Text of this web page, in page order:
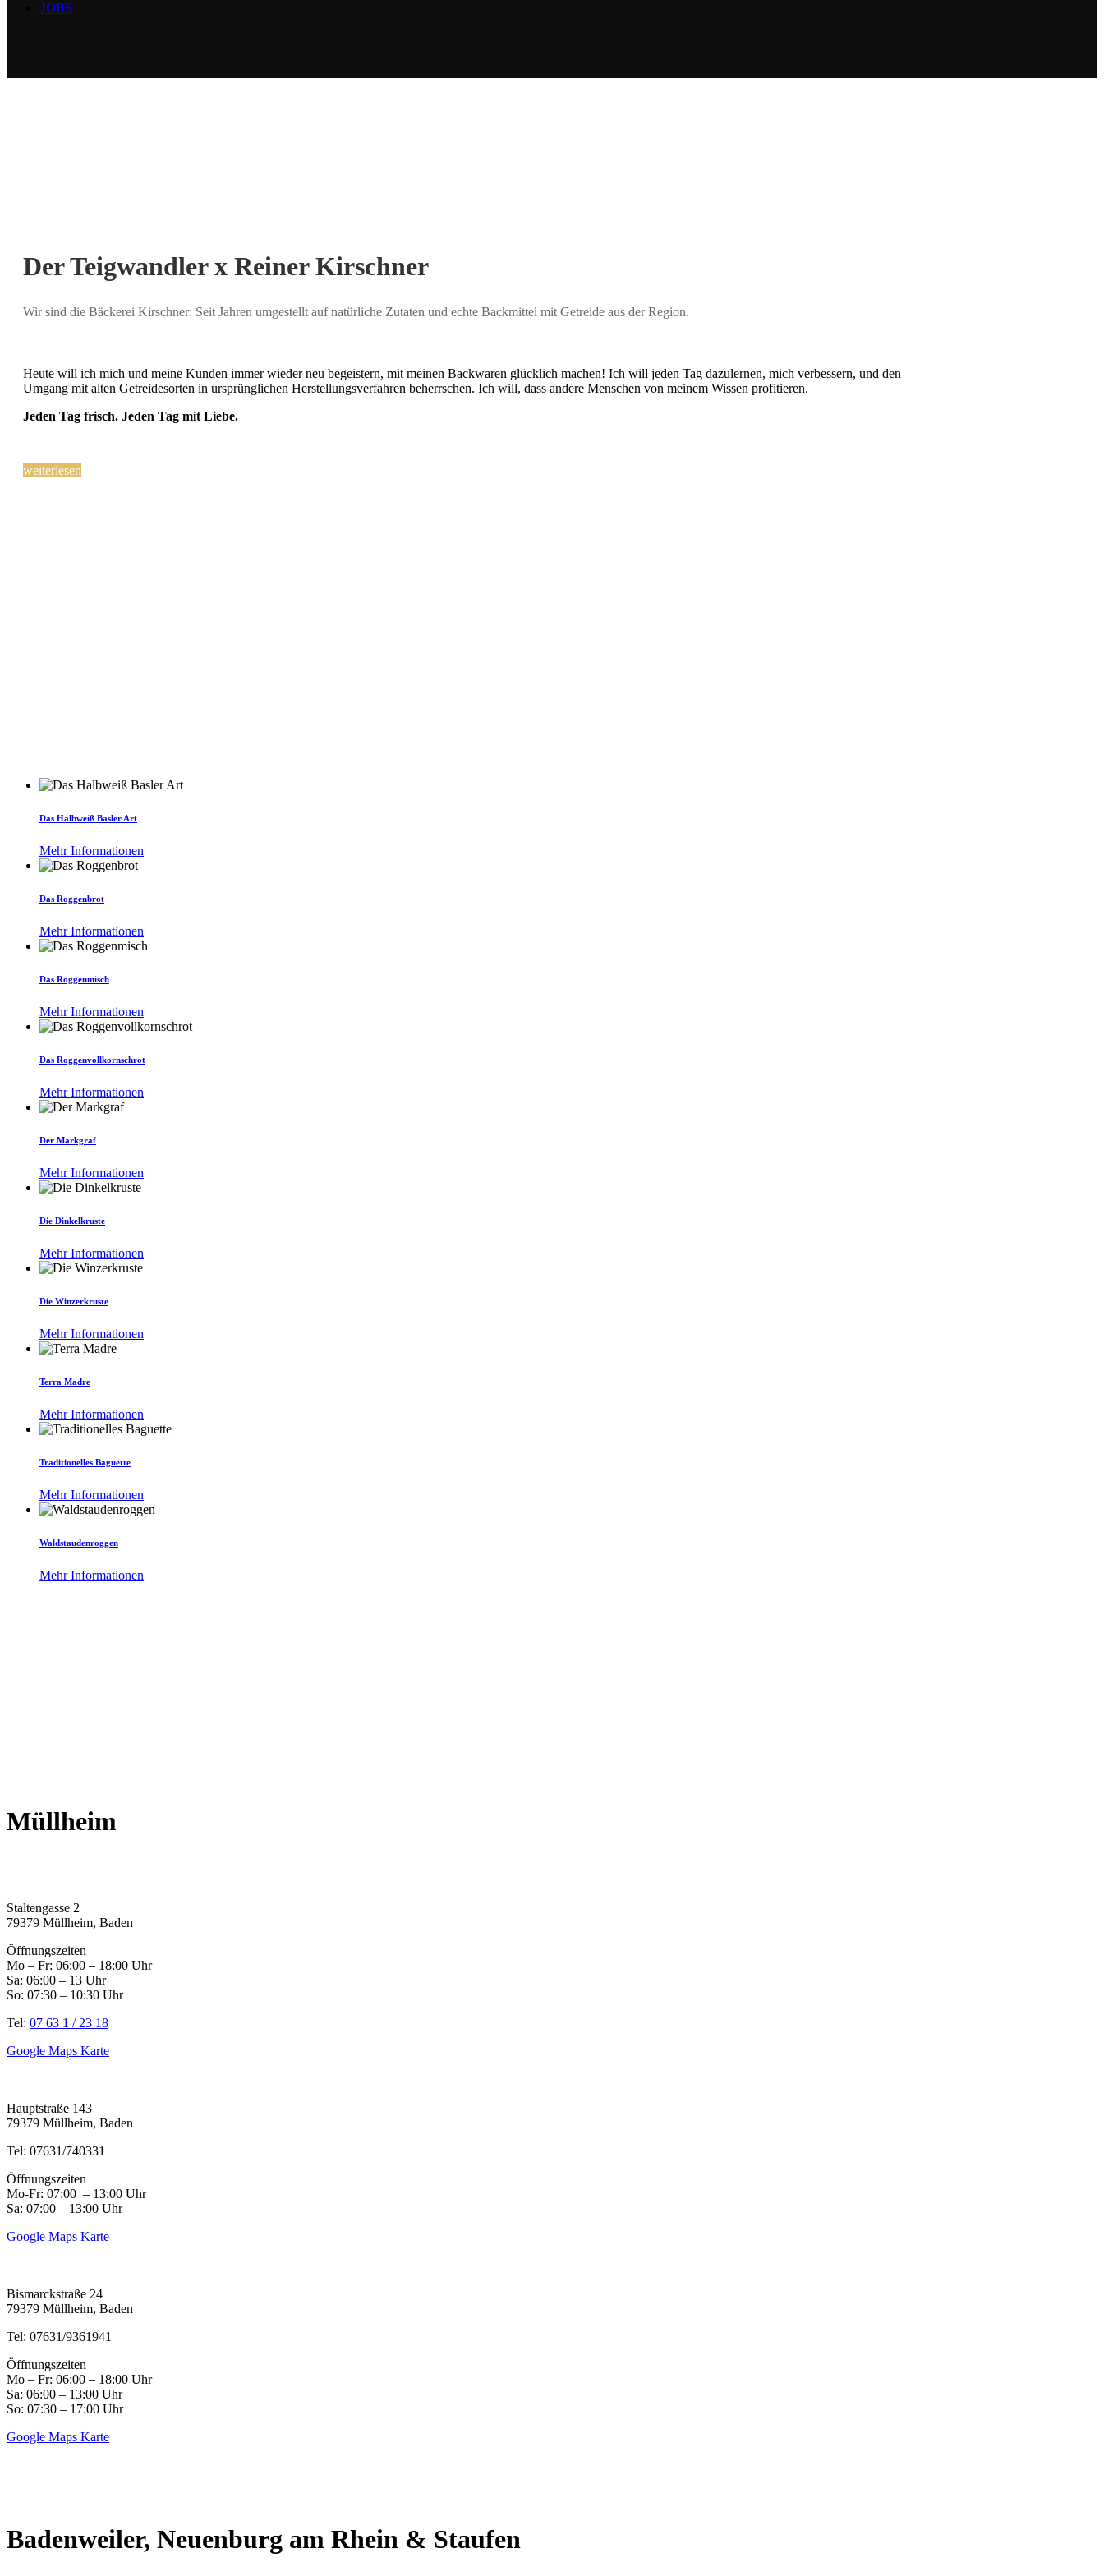
JOBS
Der Teigwandler x Reiner Kirschner
Wir sind die Bäckerei Kirschner: Seit Jahren umgestellt auf natürliche Zutaten und echte Backmittel mit Getreide aus der Region.
Heute will ich mich und meine Kunden immer wieder neu begeistern, mit meinen Backwaren glücklich machen! Ich will jeden Tag dazulernen, mich verbessern, und den
Umgang mit alten Getreidesorten in ursprünglichen Herstellungsverfahren beherrschen. Ich will, dass andere Menschen von meinem Wissen profitieren.
Jeden Tag frisch. Jeden Tag mit Liebe.
weiterlesen
Das Halbweiß Basler Art
Mehr Informationen
Das Roggenbrot
Mehr Informationen
Das Roggenmisch
Mehr Informationen
Das Roggenvollkornschrot
Mehr Informationen
Der Markgraf
Mehr Informationen
Die Dinkelkruste
Mehr Informationen
Die Winzerkruste
Mehr Informationen
Terra Madre
Mehr Informationen
Traditionelles Baguette
Mehr Informationen
Waldstaudenroggen
Mehr Informationen
Müllheim
Staltengasse 2
79379 Müllheim, Baden
Öffnungszeiten
Mo – Fr: 06:00 – 18:00 Uhr
Sa: 06:00 – 13 Uhr
So: 07:30 – 10:30 Uhr
Tel: 07 63 1 / 23 18
Google Maps Karte
Hauptstraße 143
79379 Müllheim, Baden
Tel: 07631/740331
Öffnungszeiten
Mo-Fr: 07:00 – 13:00 Uhr
Sa: 07:00 – 13:00 Uhr
Google Maps Karte
Bismarckstraße 24
79379 Müllheim, Baden
Tel: 07631/9361941
Öffnungszeiten
Mo – Fr: 06:00 – 18:00 Uhr
Sa: 06:00 – 13:00 Uhr
So: 07:30 – 17:00 Uhr
Google Maps Karte
Badenweiler, Neuenburg am Rhein & Staufen